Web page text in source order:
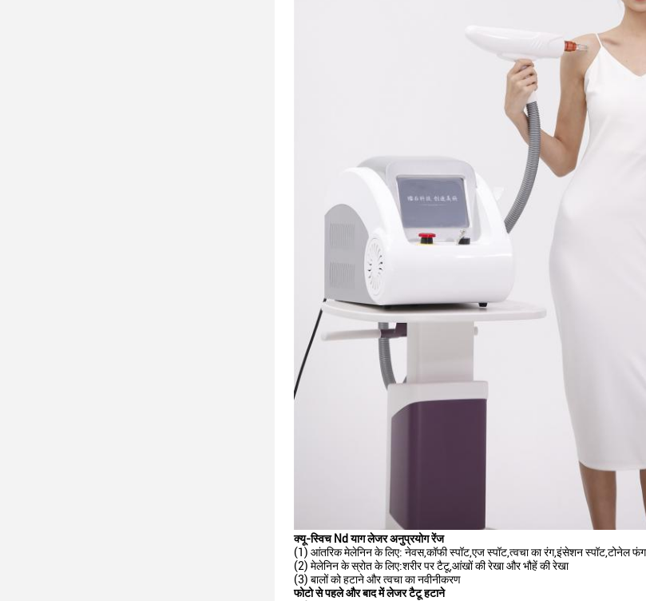
क्यू-स्विच Nd याग लेजर अनुप्रयोग रेंज
(1) आंतरिक मेलेनिन के लिए: नेवस,कॉफी स्पॉट,एज स्पॉट,त्वचा का रंग,इंसेशन स्पॉट,टोनेल
(2) मेलेनिन के स्रोत के लिए:शरीर पर टैटू,आंखों की रेखा और भौहें की रेखा
(3) बालों को हटाने और त्वचा का नवीनीकरण
फोटो से पहले और बाद में लेजर टैटू हटाने